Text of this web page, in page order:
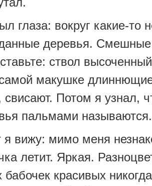
глаза: вокруг какие-то
деревья. Смешные
ствол
макушке
свисают. Потом я узнал,
пальмами называются.
я вижу: мимо меня
летит. Яркая.
бабочек красивых